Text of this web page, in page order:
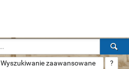
Wyszukiwanie zaawansowane ?